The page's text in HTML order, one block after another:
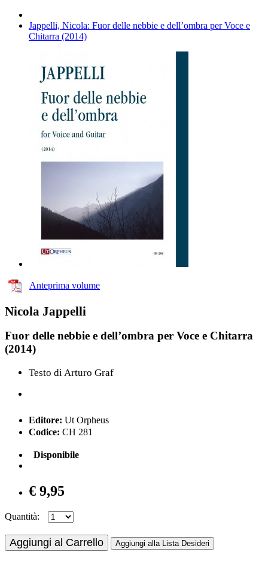
Jappelli, Nicola: Fuor delle nebbie e dell’ombra per Voce e
Chitarra (2014)
Anteprima volume
Nicola Jappelli
Fuor delle nebbie e dell’ombra per Voce e Chitarra
(2014)
Testo di Arturo Graf
Editore: Ut Orpheus
Codice: CH 281
Disponibile
€ 9,95
Quantità:
Aggiungi al Carrello Aggiungi alla Lista Desideri